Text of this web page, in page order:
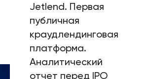
Jetlend. Первая
публичная
краудлендинговая
платформа.
Аналитический
отчет перед IPO